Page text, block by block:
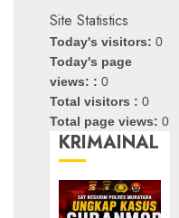
Site Statistics
Today's visitors:0
Today's page
views: :0
Total visitors :0
Total page views:0
KRIMAINAL